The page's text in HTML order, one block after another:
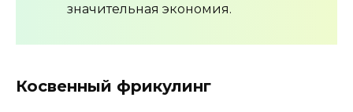
значительная экономия.
Косвенный фрикулинг